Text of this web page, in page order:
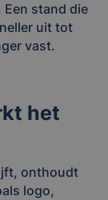
stand die
uit tot
vast.
het
onthoudt
logo,